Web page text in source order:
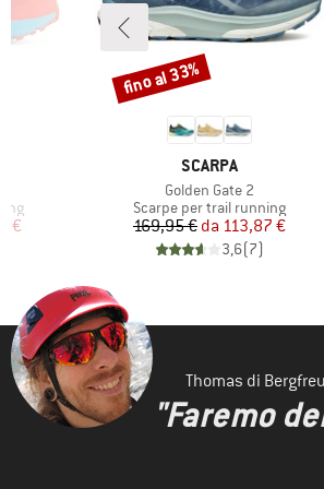
€
MARCHIO
SCARPA
Articolo
Golden Gate 2
Gruppo di prodotti
Scarpe per trail running
Prezzo
169,95 € Prezzo ridotto
da 113,87 €
3,6(7)
Sconto
fino al 33%
Thomas di
"Faremo